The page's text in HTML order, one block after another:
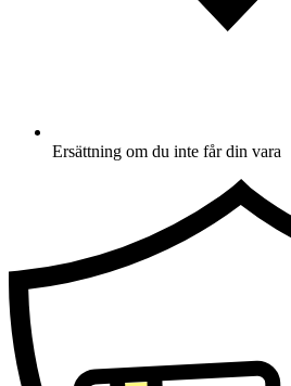
Ersättning om du inte får din vara